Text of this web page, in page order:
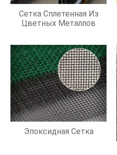
Сетка Сплетенная Из
Цветных Металлов
Эпоксидная Сетка